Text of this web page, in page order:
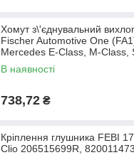
Хомут з\'єднувальний
Fischer Automotive One
Mercedes E-Class, M-Class,
Class
В наявності
738,72 ₴
Кріплення глушника FEBI
Clio 206515699R,